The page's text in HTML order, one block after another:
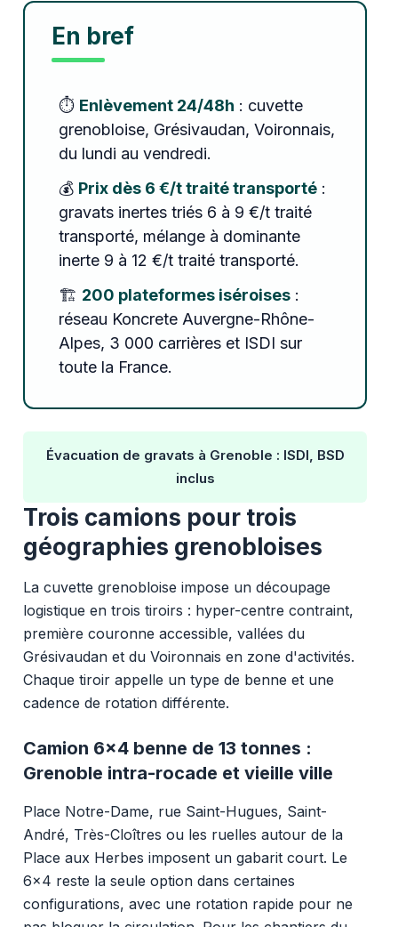
En bref
⏱️ Enlèvement 24/48h : cuvette
grenobloise, Grésivaudan, Voironnais,
du lundi au vendredi.
💰 Prix dès 6 €/t traité transporté:
gravats inertes triés 6 à 9 €/t traité
transporté, mélange à dominante
inerte 9 à 12 €/t traité transporté.
🏗️ 200 plateformes iséroises:
réseau Koncrete Auvergne-Rhône-
Alpes, 3 000 carrières et ISDI sur
toute la France.
Évacuation de gravats à Grenoble : ISDI, BSD
inclus
Trois camions pour trois
géographies grenobloises
La cuvette grenobloise impose un découpage
logistique en trois tiroirs : hyper-centre contraint,
première couronne accessible, vallées du
Grésivaudan et du Voironnais en zone d'activités.
Chaque tiroir appelle un type de benne et une
cadence de rotation différente.
Camion 6x4 benne de 13 tonnes :
Grenoble intra-rocade et vieille ville
Place Notre-Dame, rue Saint-Hugues, Saint-
André, Très-Cloîtres ou les ruelles autour de la
Place aux Herbes imposent un gabarit court. Le
6x4 reste la seule option dans certaines
configurations, avec une rotation rapide pour ne